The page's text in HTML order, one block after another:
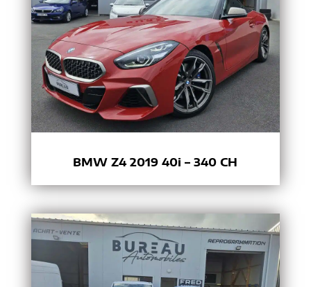
BMW Z4 2019 40i – 340 CH